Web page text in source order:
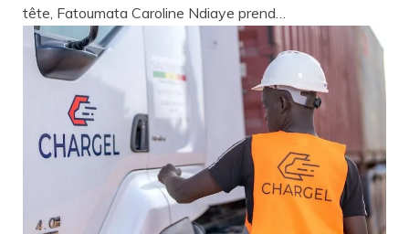
tête, Fatoumata Caroline Ndiaye prend…